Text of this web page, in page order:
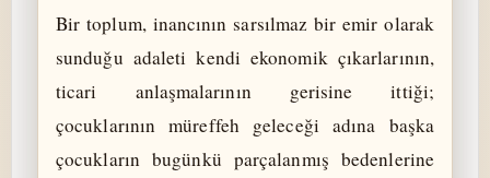
Bir toplum, inancının sarsılmaz bir emir olarak
sunduğu adaleti kendi ekonomik çıkarlarının,
ticari anlaşmalarının gerisine ittiği;
çocuklarının müreffeh geleceği adına başka
çocukların bugünkü parçalanmış bedenlerine